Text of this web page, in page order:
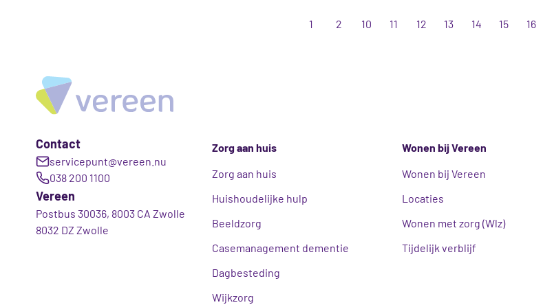
1 2 10 11 12 13 14 15 16
Contact
servicepunt@vereen.nu
038 200 1100
Vereen
Postbus 30036, 8003 CA Zwolle
8032 DZ Zwolle
Zorg aan huis
Zorg aan huis
Huishoudelijke hulp
Beeldzorg
Casemanagement dementie
Dagbesteding
Wijkzorg
Wonen bij Vereen
Wonen bij Vereen
Locaties
Wonen met zorg (Wlz)
Tijdelijk verblijf